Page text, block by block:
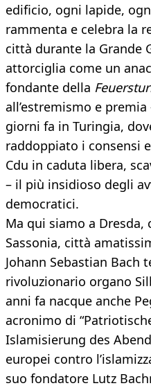
edificio, ogni lapide,
rammenta e celebra la
città durante la Grande
attorciglia come un
fondante della
all’estremismo e premia
giorni fa in Turingia,
raddoppiato i consensi
Cdu in caduta libera,
– il più insidioso degli
democratici.
Ma qui siamo a Dresda,
Sassonia, città
Johann Sebastian Bach
rivoluzionario organo
anni fa nacque anche
acronimo di
Islamisierung des
europei contro
suo fondatore Lutz